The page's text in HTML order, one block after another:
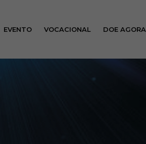
EVENTO VOCACIONAL DOE AGORA